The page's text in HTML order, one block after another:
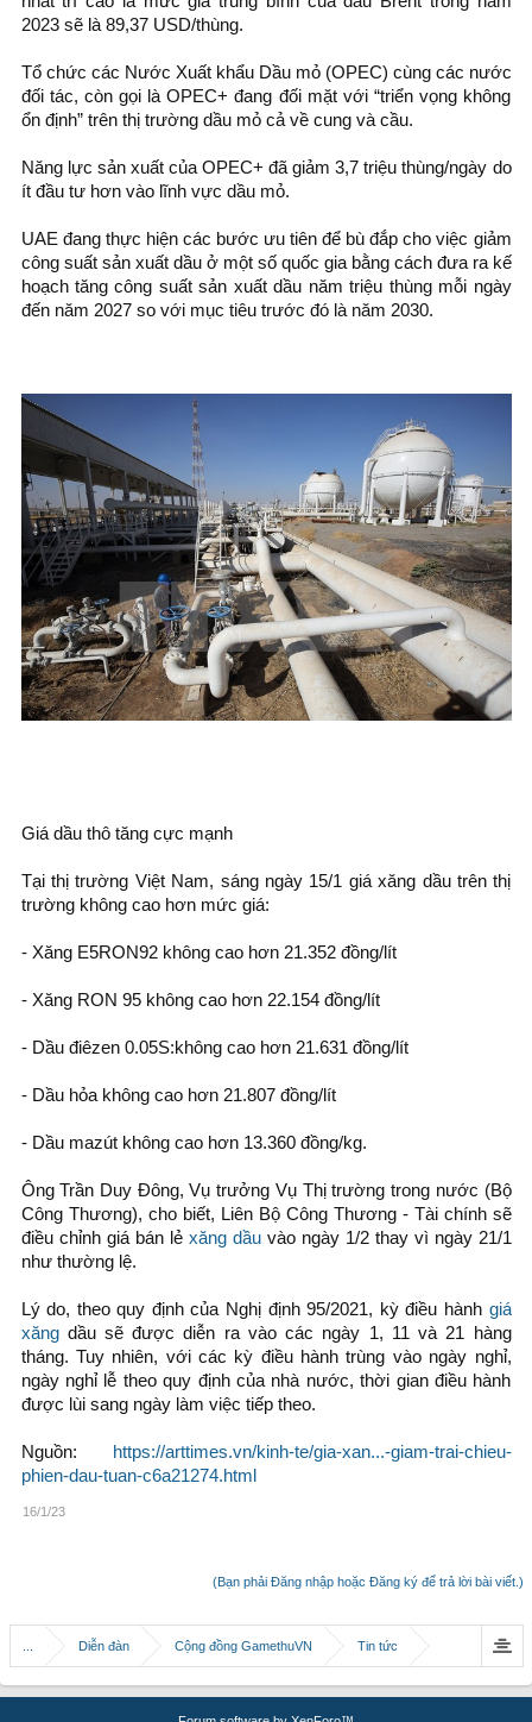
2023 sẽ là 89,37 USD/thùng.
Tổ chức các Nước Xuất khẩu Dầu mỏ (OPEC) cùng các nước
đối tác, còn gọi là OPEC+ đang đối mặt với “triển vọng không
ổn định” trên thị trường dầu mỏ cả về cung và cầu.
Năng lực sản xuất của OPEC+ đã giảm 3,7 triệu thùng/ngày do
ít đầu tư hơn vào lĩnh vực dầu mỏ.
UAE đang thực hiện các bước ưu tiên để bù đắp cho việc giảm
công suất sản xuất dầu ở một số quốc gia bằng cách đưa ra kế
hoạch tăng công suất sản xuất dầu năm triệu thùng mỗi ngày
đến năm 2027 so với mục tiêu trước đó là năm 2030.
Giá dầu thô tăng cực mạnh
Tại thị trường Việt Nam, sáng ngày 15/1 giá xăng dầu trên thị
trường không cao hơn mức giá:
- Xăng E5RON92 không cao hơn 21.352 đồng/lít
- Xăng RON 95 không cao hơn 22.154 đồng/lít
- Dầu điêzen 0.05S:không cao hơn 21.631 đồng/lít
- Dầu hỏa không cao hơn 21.807 đồng/lít
- Dầu mazút không cao hơn 13.360 đồng/kg.
Ông Trần Duy Đông, Vụ trưởng Vụ Thị trường trong nước (Bộ
Công Thương), cho biết, Liên Bộ Công Thương - Tài chính sẽ
điều chỉnh giá bán lẻ xăng dầuvào ngày 1/2 thay vì ngày 21/1
như thường lệ.
Lý do, theo quy định của Nghị định 95/2021, kỳ điều hành giá
xăngdầu sẽ được diễn ra vào các ngày 1, 11 và 21 hàng
tháng. Tuy nhiên, với các kỳ điều hành trùng vào ngày nghỉ,
ngày nghỉ lễ theo quy định của nhà nước, thời gian điều hành
được lùi sang ngày làm việc tiếp theo.
Nguồn:
https://arttimes.vn/kinh-te/gia-xan...-giam-trai-chieu-
phien-dau-tuan-c6a21274.html
16/1/23
(Bạn phải Đăng nhập hoặc Đăng ký để trả lời bài viết.)
Diễn đàn Cộng đồng GamethuVN Tin tức